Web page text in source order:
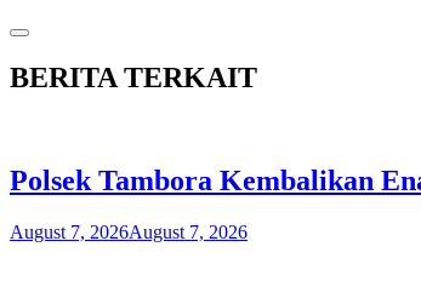
BERITA TERKAIT
Polsek Tambora Kembalikan
August 7, 2026August 7, 2026